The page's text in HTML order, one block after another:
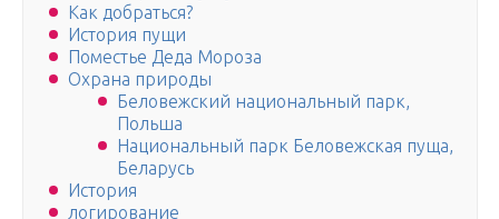
Как добраться?
История пущи
Поместье Деда Мороза
Охрана природы
Беловежский национальный парк,
Польша
Национальный парк Беловежская пуща,
Беларусь
История
логирование